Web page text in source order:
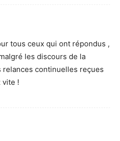
tous ceux qui ont répondus ,
les discours de la
relances continuelles reçues
vite !